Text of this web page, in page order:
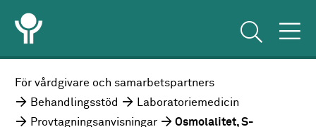
För vårdgivare och samarbetspartners
Behandlingsstöd
Laboratoriemedicin
Provtagningsanvisningar
Osmolalitet, S-